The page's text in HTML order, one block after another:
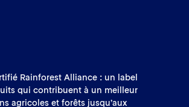
Rainforest Alliance : un label
qui contribuent à un meilleur
agricoles et forêts jusqu’aux